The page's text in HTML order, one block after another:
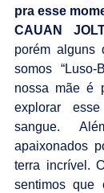
pra esse
CAUAN
porém alguns
somos “Luso-
nossa mãe é
explorar
sangue.
apaixonados
terra incrível.
sentimos que